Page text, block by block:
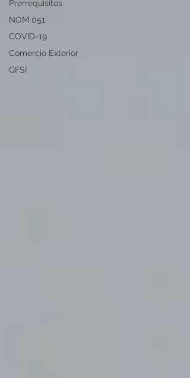
Prerrequisitos
NOM 051
COVID-19
Comercio Exterior
GFSI